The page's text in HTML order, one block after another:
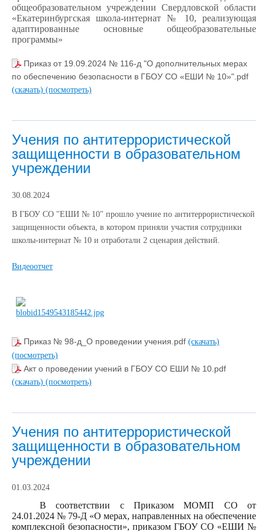
общеобразовательном учреждении Свердловской области
«Екатеринбургская школа-интернат № 10, реализующая
адаптированные основные общеобразовательные
программы»
Приказ от 19.09.2024 № 116-д "О дополнительных мерах
по обеспечению безопасности в ГБОУ СО «ЕШИ № 10»".pdf
(скачать) (посмотреть)
Учения по антитеррористической
защищенности в образовательном
учреждении
30.08.2024
В ГБОУ СО "ЕШИ № 10" прошло учение по антитеррористической
защищенности объекта, в котором приняли участия сотрудники
школы-интернат № 10 и отработали 2 сценария действий.
Видеоотчет
Приказ № 98-д_О проведении учения.pdf (скачать)
(посмотреть)
Акт о проведении учений в ГБОУ СО ЕШИ № 10.pdf
(скачать) (посмотреть)
Учения по антитеррористической
защищенности в образовательном
учреждении
01.03.2024
В соответствии с Приказом МОМП СО от
24.01.2024 № 79-Д «О мерах, направленных на обеспечение
комплексной безопасности», приказом ГБОУ СО «ЕШИ №